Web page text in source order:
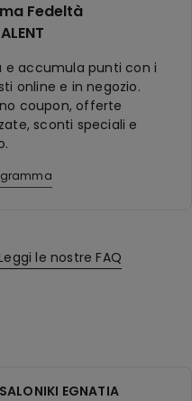
Fedeltà
e accumula punti con i
online e in negozio.
coupon, offerte
sconti speciali e
le nostre FAQ
EGNATIA